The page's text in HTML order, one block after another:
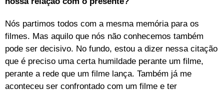
Nós partimos todos com a mesma memória para os
filmes. Mas aquilo que nós não conhecemos também
pode ser decisivo. No fundo, estou a dizer nessa citação
que é preciso uma certa humildade perante um filme,
perante a rede que um filme lança. Também já me
aconteceu ser confrontado com um filme e ter